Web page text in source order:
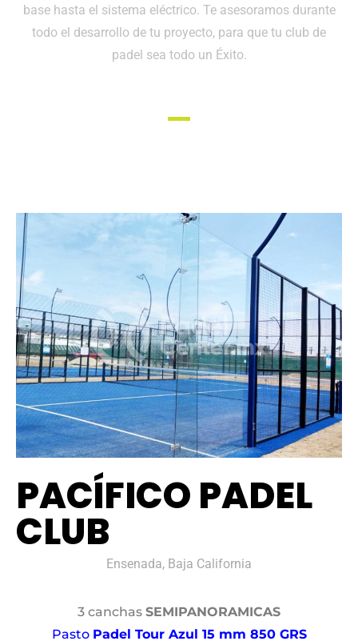
base hasta el sistema eléctrico. Te asesoramos durante
todo el desarrollo de tu proyecto, para que tu club de
padel sea todo un Éxito.
PACÍFICO PADEL
CLUB
Ensenada, Baja California
3 canchas SEMIPANORAMICAS
Pasto Padel Tour Azul 15 mm 850 GRS